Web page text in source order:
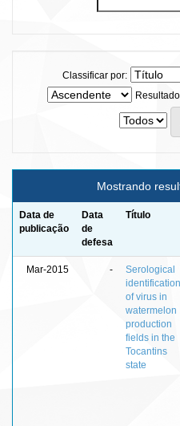
Classificar por:
Mostrando
Data de
publicação
Data
de
defesa
Título
Mar-2015 -
Serological
identification
of virus in
watermelon
production
fields in the
Tocantins
state